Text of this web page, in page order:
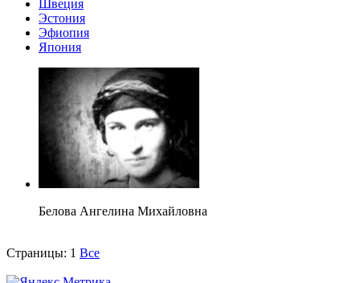
Швеция
Эстония
Эфиопия
Япония
Белова Ангелина Михайловна
Страницы: 1 Все